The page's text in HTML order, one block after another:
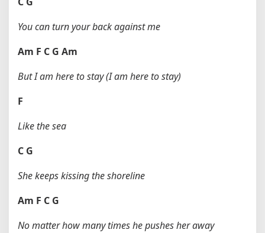
You can turn your back against me
Am F C G Am
But I am here to stay (I am here to stay)
F
Like the sea
C G
She keeps kissing the shoreline
Am F C G
No matter how many times he pushes her away